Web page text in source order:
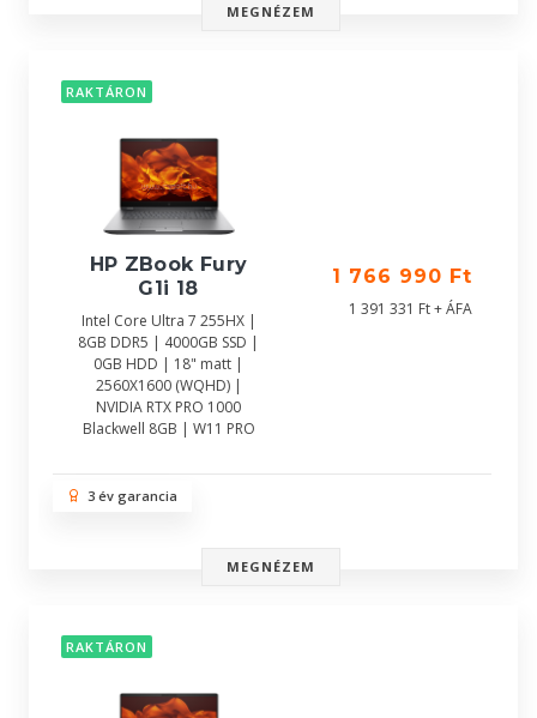
MEGNÉZEM
RAKTÁRON
HP ZBook Fury
G1i 18
Intel Core Ultra 7 255HX |
8GB DDR5 | 4000GB SSD |
0GB HDD | 18" matt |
2560X1600 (WQHD) |
NVIDIA RTX PRO 1000
Blackwell 8GB | W11 PRO
1 766 990 Ft
1 391 331 Ft + ÁFA
3 év garancia
MEGNÉZEM
RAKTÁRON